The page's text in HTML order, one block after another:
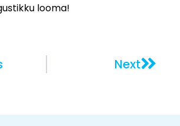
looma!
Next